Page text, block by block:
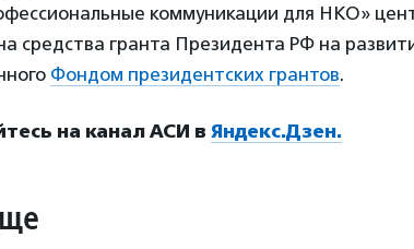
коммуникации для НКО»
средства гранта Президента РФ на
Фондом президентских грантов.
на канал АСИ в Яндекс.Дзен.